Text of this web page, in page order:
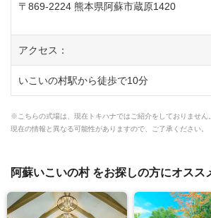
〒869-2224 熊本県阿蘇市蔵原1420
アクセス：
いこいの村駅から徒歩で10分
※こちらの式場は、現在トキハナではご紹介をしておりません。
現在の情報と異なる可能性がありますので、ご了承ください。
阿蘇いこいの村 をお探しの方にオスス